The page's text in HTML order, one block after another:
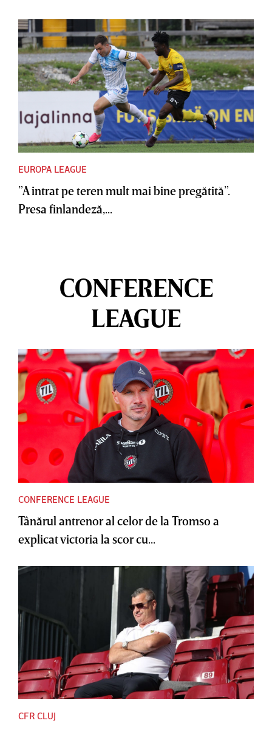
EUROPA LEAGUE
”A intrat pe teren mult mai bine pregătită”.
Presa finlandeză,...
CONFERENCE
LEAGUE
CONFERENCE LEAGUE
Tânărul antrenor al celor de la Tromso a
explicat victoria la scor cu...
CFR CLUJ